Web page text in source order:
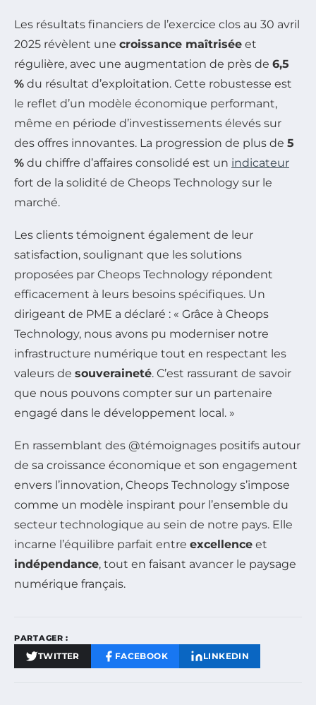
Les résultats financiers de l’exercice clos au 30 avril
2025 révèlent une croissance maîtrisée et
régulière, avec une augmentation de près de 6,5
% du résultat d’exploitation. Cette robustesse est
le reflet d’un modèle économique performant,
même en période d’investissements élevés sur
des offres innovantes. La progression de plus de 5
% du chiffre d’affaires consolidé est un indicateur
fort de la solidité de Cheops Technology sur le
marché.
Les clients témoignent également de leur
satisfaction, soulignant que les solutions
proposées par Cheops Technology répondent
efficacement à leurs besoins spécifiques. Un
dirigeant de PME a déclaré : « Grâce à Cheops
Technology, nous avons pu moderniser notre
infrastructure numérique tout en respectant les
valeurs de souveraineté. C’est rassurant de savoir
que nous pouvons compter sur un partenaire
engagé dans le développement local. »
En rassemblant des @témoignages positifs autour
de sa croissance économique et son engagement
envers l’innovation, Cheops Technology s’impose
comme un modèle inspirant pour l’ensemble du
secteur technologique au sein de notre pays. Elle
incarne l’équilibre parfait entre excellence et
indépendance, tout en faisant avancer le paysage
numérique français.
PARTAGER :
TWITTER FACEBOOK LINKEDIN